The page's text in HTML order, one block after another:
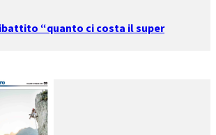
“quanto ci costa il super